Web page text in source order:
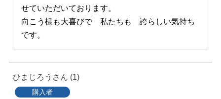
せていただいております。
向こう様も大喜びで　私たちも　誇らしい気持ち
です。
ひまじろう 1
購入者